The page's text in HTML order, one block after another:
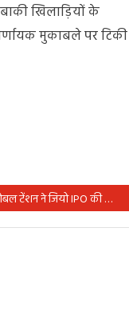
खिलाड़ियों के
मुकाबले पर टिकी
ग्लोबल टेंशन ने जियो IPO की योजना पर डाला असर